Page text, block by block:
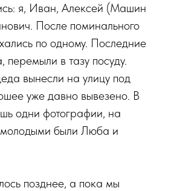
я, Иван, Алексей (Машин
После поминального
по одному. Последние
перемыли в тазу посуду.
вынесли на улицу под
уже давно вывезено. В
одни фотографии, на
были Люба и
позднее, а пока мы